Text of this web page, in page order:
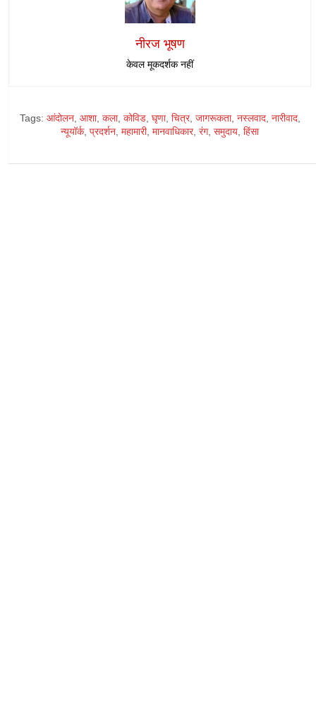
नीरज भूषण
केवल मूकदर्शक नहीं
Tags: आंदोलन, आशा, कला, कोविड, घृणा, चित्र, जागरूकता, नस्लवाद, नारीवाद,
न्यूयॉर्क, प्रदर्शन महामारी, मानवाधिकार, रंग, समुदाय हिंसा